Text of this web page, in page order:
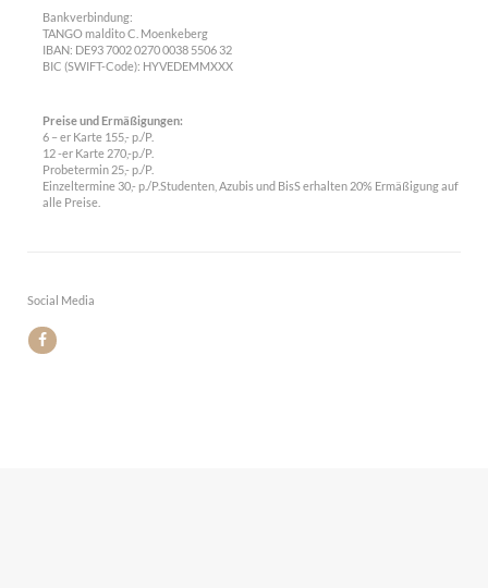
Bankverbindung:
TANGO maldito C. Moenkeberg
IBAN: DE93 7002 0270 0038 5506 32
BIC (SWIFT-Code): HYVEDEMMXXX
Preise und Ermäßigungen:
6 – er Karte 155,- p./P.
12 -er Karte 270,-p./P.
Probetermin 25,- p./P.
Einzeltermine 30,- p./P.Studenten, Azubis und BisS erhalten 20% Ermäßigung auf
alle Preise.
Social Media